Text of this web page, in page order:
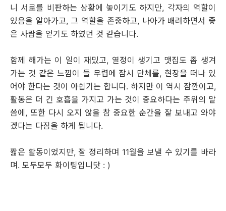
니 서로를 비판하는 상황에 놓이기도 하지만, 각자의 역할이
있음을 알아가고, 그 역할을 존중하고, 나아가 배려하면서 좋
은 사람을 얻기도 하였던 것 같습니다.
함께 해가는 이 일이 재밌고, 열정이 생기고 맷집도 좀 생겨
가는 것 같은 느낌이 들 무렵에 잠시 단체를, 현장을 떠나 있
어야 한다는 것이 아쉽기는 합니다. 하지만 이 역시 잠깐이고,
활동은 더 긴 호흡을 가지고 가는 것이 중요하다는 주위의 말
씀에, 또한 다시 오지 않을 참 중요한 순간을 잘 보내고 와야
겠다는 다짐을 하게 됩니다.
짧은 활동이었지만, 잘 정리하며 11월을 보낼 수 있기를 바라
며. 모두모두 화이팅입니닷 : )